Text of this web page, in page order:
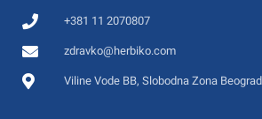
+381 11 2070807
zdravko@herbiko.com
Viline Vode BB, Slobodna Zona Beograd